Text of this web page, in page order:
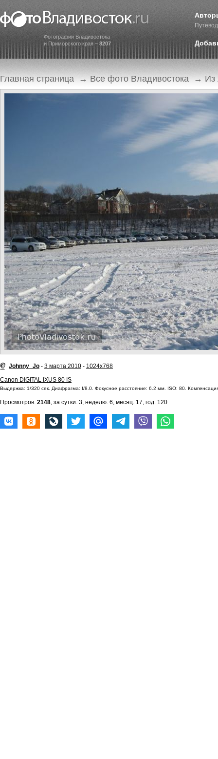
Фотографии Владивостока
и Приморского края – 8207
Главная страница → Все фото Владивостока → Из
Johnny_Jo - 3 марта 2010 - 1024x768
Canon DIGITAL IXUS 80 IS
Выдержка: 1/320 сек. Диафрагма: f/8.0. Фокусное расстояние: 6.2 мм. ISO: 80.
Просмотров: 2148, за сутки: 3, неделю: 6, месяц: 17, год: 120